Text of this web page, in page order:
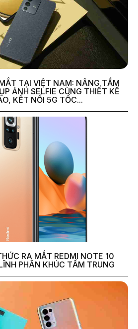
TẠI VIỆT NAM: NÂNG TẦM
ẢNH SELFIE CÙNG THIẾT KẾ
KẾT NỐI 5G TỐC...
RA MẮT REDMI NOTE 10
PHÂN KHÚC TẦM TRUNG